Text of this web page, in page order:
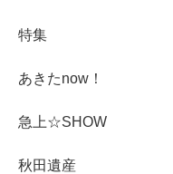
特集
あきたnow！
急上☆SHOW
秋田遺産